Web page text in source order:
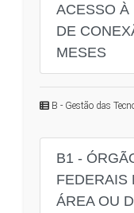
ACESSO À
DE
MESES
B - Gestão das
B1 -
FEDERAIS
ÁREA OU